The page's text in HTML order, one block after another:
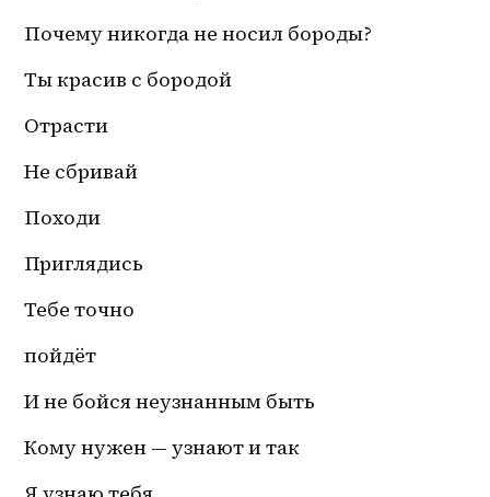
Почему никогда не носил бороды?
Ты красив с бородой
Отрасти
Не сбривай
Походи
Приглядись
Тебе точно
пойдёт
И не бойся неузнанным быть
Кому нужен — узнают и так